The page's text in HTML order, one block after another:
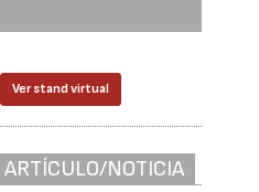
Ver stand virtual
NOTICIA